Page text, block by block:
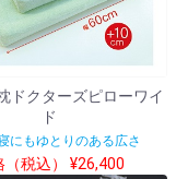
ドクターズピローワイ
ド
にもゆとりのある広さ
（税込） ¥26,400